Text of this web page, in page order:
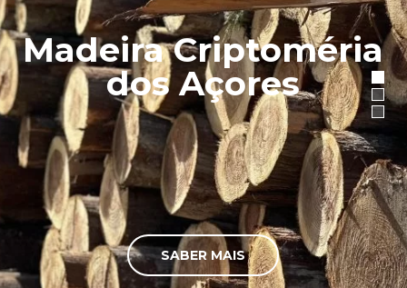
Madeira Criptoméria
dos Açores
SABER MAIS